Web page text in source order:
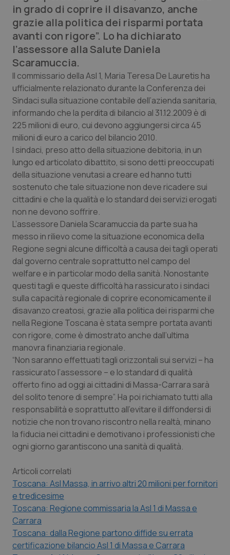
Professionisti Sanitari.AI
Abruzzo
Basilicata
Calabria
Campania
Emilia-Romagna
Friuli Venezia Giulia
Lazio
Liguria
Lombardia
Marche
Molise
Piemonte
Provincia Autonoma di Bolzano
Provincia Autonoma di Trento
Puglia
Sardegna
Sicilia
Toscana
Umbria
QS Pro Gold
Artrite & artrosi
Asma & BPCO
Car-T
Colesterolo & coronaropatie
Dermatite Atopica
Diabete & glucometri
Disturbi dell’umore
Dolore
Donna & Salute
Epatiti
HIV
Infezioni & Febbre
Ipertensione & Scompenso
Malattie rare
Malattia di Crohn & Rettocolite Ulcerosa
Neuroscienze & patologie neurodegenerative
Obesità
Oftalmologia
QS Club Newsletter
in grado di coprire il disavanzo, anche
grazie alla politica dei risparmi portata
avanti con rigore”. Lo ha dichiarato
l’assessore alla Salute Daniela
Scaramuccia.
Il commissario della Asl 1, Maria Teresa De Lauretis ha
ufficialmente relazionato durante la Conferenza dei
Sindaci sulla situazione contabile dell’azienda sanitaria,
informando che la perdita di bilancio al 31.12.2009 è di
225 milioni di euro, cui devono aggiungersi circa 45
milioni di euro a carico del bilancio 2010.
I sindaci, preso atto della situazione debitoria, in un
lungo ed articolato dibattito, si sono detti preoccupati
della situazione venutasi a creare ed hanno tutti
sostenuto che tale situazione non deve ricadere sui
cittadini e che la qualità e lo standard dei servizi erogati
non ne devono soffrire.
L’assessore Daniela Scaramuccia da parte sua ha
messo in rilievo come la situazione economica della
Regione segni alcune difficoltà a causa dei tagli operati
dal governo centrale soprattutto nel campo del
welfare e in particolar modo della sanità. Nonostante
questi tagli e queste difficoltà ha rassicurato i sindaci
sulla capacità regionale di coprire economicamente il
disavanzo creatosi, grazie alla politica dei risparmi che
nella Regione Toscana è stata sempre portata avanti
con rigore, come è dimostrato anche dall’ultima
manovra finanziaria regionale.
“Non saranno effettuati tagli orizzontali sui servizi – ha
rassicurato l’assessore – e lo standard di qualità
offerto fino ad oggi ai cittadini di Massa-Carrara sarà
del solito tenore di sempre”. Ha poi richiamato tutti alla
responsabilità e soprattutto all’evitare il diffondersi di
notizie che non trovano riscontro nella realtà, minano
la fiducia nei cittadini e demotivano i professionisti che
ogni giorno garantiscono una sanità di qualità.
Articoli correlati
Toscana: Asl Massa, in arrivo altri 20 milioni per fornitori
e tredicesime
Toscana: Regione commissaria la Asl 1 di Massa e
Carrara
Toscana: dalla Regione partono diffide su errata
certificazione bilancio Asl 1 di Massa e Carrara